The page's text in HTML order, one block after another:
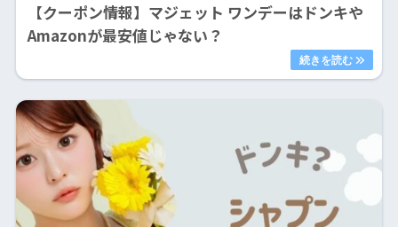
【クーポン情報】マジェット ワンデーはドンキや
Amazonが最安値じゃない？